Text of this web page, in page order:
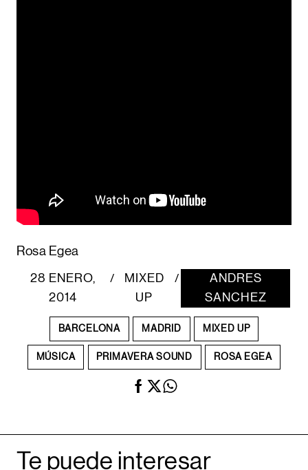
Rosa Egea
28 ENERO,
2014
/
MIXED
UP
/
ANDRES
SANCHEZ
BARCELONA MADRID MIXED UP
MÚSICA PRIMAVERA SOUND ROSA EGEA
Te puede interesar